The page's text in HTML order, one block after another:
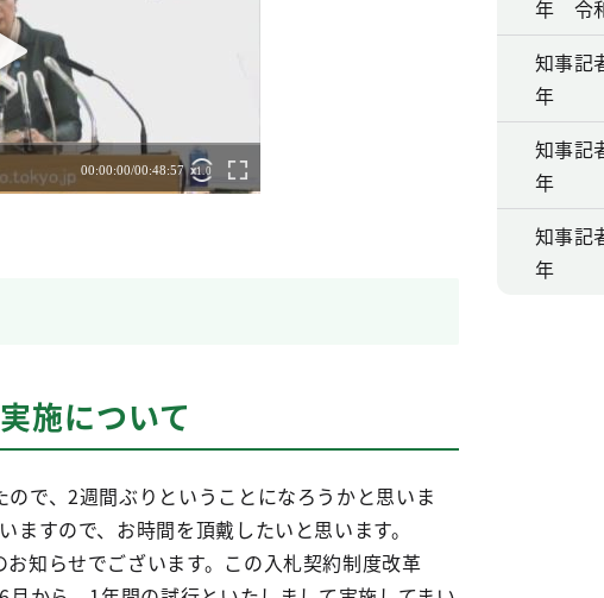
施について
で、2週間ぶりということになろうかと思いま
すので、お時間を頂戴したいと思います。
知らせでございます。この入札契約制度改革
年 令
知事記
年
知事記
年
知事記
年